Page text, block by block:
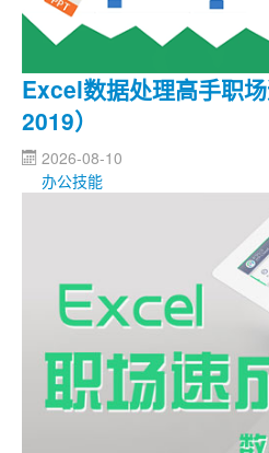
Excel数据处理高手职
2019）
2026-08-10
办公技能